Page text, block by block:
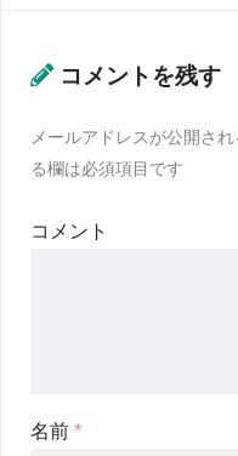
コメントを残す
メールアドレスが公開さ
る欄は必須項目です
コメント
名前 *